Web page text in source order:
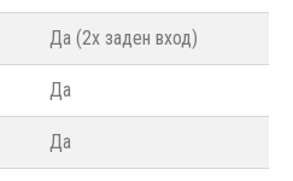
Да (2x заден вход)
Да
Да